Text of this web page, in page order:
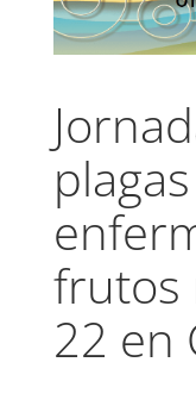
frutos
22 en